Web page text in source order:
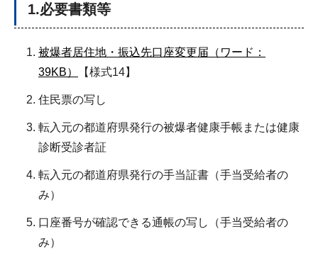
1.必要書類等
被爆者居住地・振込先口座変更届（ワード：
39KB）
【様式14】
住民票の写し
転入元の都道府県発行の被爆者健康手帳または健康
診断受診者証
転入元の都道府県発行の手当証書（手当受給者の
み）
口座番号が確認できる通帳の写し（手当受給者の
み）